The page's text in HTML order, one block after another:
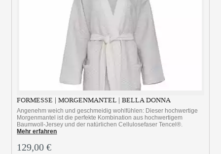
FORMESSE | MORGENMANTEL | BELLA DONNA
Angenehm weich und geschmeidig wohlfühlen: Dieser hochwertige
Morgenmantel ist die perfekte Kombination aus hochwertigem
Baumwoll-Jersey und der natürlichen Cellulosefaser Tencel®.
Mehr erfahren
129,00 €